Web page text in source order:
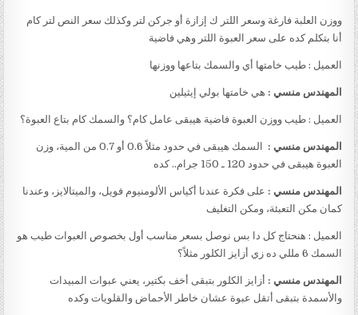
ووزن العلبة فارغة وسعر اللتر ك إزازة أو جركن لتر وكذلك سعر النص لتر كام
أنا بتكلم كده على سعر العبوة اللتر وهي فاضية
العميل : طيب خامتها أي والسمك بتاعها ووزنها
المهندس منسي : هي خامتها بولي إيثيلين
العميل : طيب ووزن العبوة فاضية هيبقى عامل كام؟ والسمك كام بتاع العبوة؟
المهندس منسي :
السمك هيبقى في حدود مثلاً 0.6 أو 0.7 من المية، وزن
العبوة هيبقى في حدود 120 ـ 150 جرام.. كده
المهندس منسي : على فكرة عندنا أكياس الألومنيوم فويل، والميتالايز، وعندنا
كمان مكن التعبئة، ومكن التغليف
العميل : هنحتاج كل دا بس نوصل بسعر مناسب أول بخصوص العبوات طيب هو
السمك 6 مللي ده زي أزايز الكلور مثلاً؟
المهندس منسي : أزايز الكلور بتبقى أخف بكتير، يعني عبوات المبيدات
والأسمدة بتبقى أتقل عبوة عشان خاطر الأحماض والقلويات وكده